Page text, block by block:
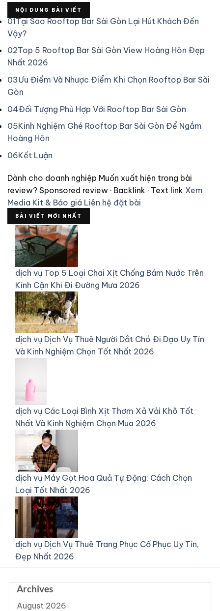
NỘI DUNG BÀI VIẾT
01Tại Sao Rooftop Bar Sài Gòn Lại Hút Khách Đến
Vậy?
02Top 5 Rooftop Bar Sài Gòn View Hoàng Hôn Đẹp
Nhất 2026
03Ưu Điểm Và Nhược Điểm Khi Chọn Rooftop Bar Sài
Gòn
04Đối Tượng Phù Hợp Với Rooftop Bar Sài Gòn
05Kinh Nghiệm Ghé Rooftop Bar Sài Gòn Để Ngắm
Hoàng Hôn
06Kết Luận
Dành cho doanh nghiệp Muốn xuất hiện trong bài
review? Sponsored review · Backlink · Text link Xem
Media Kit & Báo giá Liên hệ đặt bài
BÀI VIẾT MỚI NHẤT
dịch vụ Top 5 Loại Chai Xịt Chống Bám Nước Trên
Kính Cận Khi Đi Đường Mưa 2026
dịch vụ Dịch Vụ Thuê Người Dắt Chó Đi Dạo Uy Tín
Và Kinh Nghiệm Chọn Tốt Nhất 2026
dịch vụ Các Loại Bình Xịt Thơm Xả Vải Khô Tốt
Nhất Và Kinh Nghiệm Chọn Mua 2026
dịch vụ Máy Gọt Hoa Quả Tự Động: Cách Chọn
Loại Tốt Nhất 2026
dịch vụ Dịch Vụ Thuê Trang Phục Cổ Phục Uy Tín,
Đẹp Nhất 2026
Archives
August 2026